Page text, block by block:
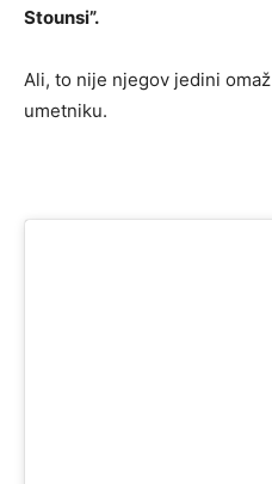
Stounsi”.
Ali, to nije njegov jedini
umetniku.